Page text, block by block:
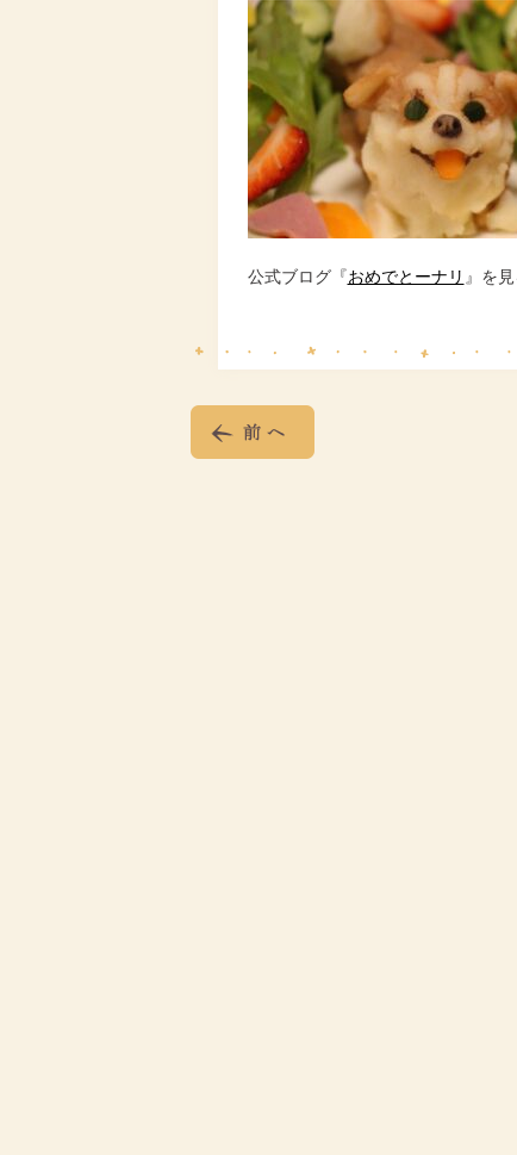
公式ブログ『おめでとーナリ 』を見